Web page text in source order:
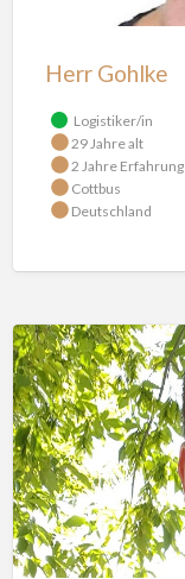
Herr Gohlke
Logistiker/in
29 Jahre alt
2 Jahre Erfahrung
Cottbus
Deutschland